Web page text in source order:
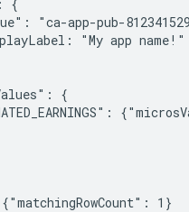
{
"ca-app-pub-
"My app name!"
{
1}